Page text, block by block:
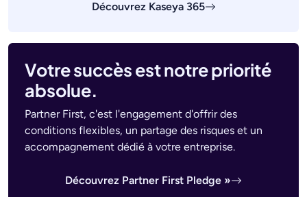
Découvrez Kaseya 365
Votre succès est notre priorité
absolue.
Partner First, c'est l'engagement d'offrir des
conditions flexibles, un partage des risques et un
accompagnement dédié à votre entreprise.
Découvrez Partner First Pledge »